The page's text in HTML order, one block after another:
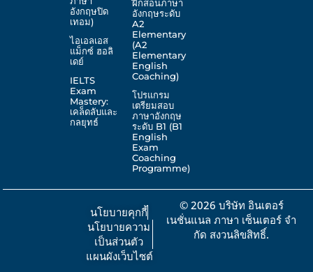
อังกฤษปิด
เทอม)
ไอเอลเอส
แม็กซ์ ฮอลิ
เดย์
IELTS
Exam
Mastery:
เคล็ดลับและ
กลยุทธ์
ฝึกสอนภาษา
อังกฤษระดับ
A2
Elementary
(A2
Elementary
English
Coaching)
โปรแกรม
เตรียมสอบ
ภาษาอังกฤษ
ระดับ B1 (B1
English
Exam
Coaching
Programme)
นโยบายคุกกี้
นโยบายความ
เป็นส่วนตัว
แผนผังเว็บไซต์
© 2026 บริษัท อินเตอร์
เนชั่นแนล ภาษา เซ็นเตอร์ จํา
กัด สงวนลิขสิทธิ์.